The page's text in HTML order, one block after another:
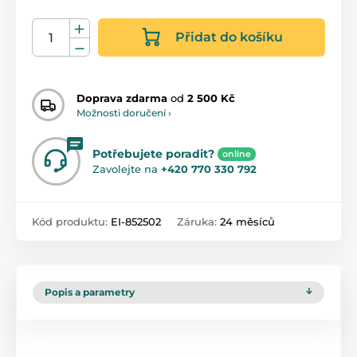
Přidat do košíku
Doprava zdarma od 2 500 Kč
Možnosti doručení ›
Potřebujete poradit? online
Zavolejte na +420 770 330 792
Kód produktu: EI-852502 Záruka: 24 měsíců
Popis a parametry